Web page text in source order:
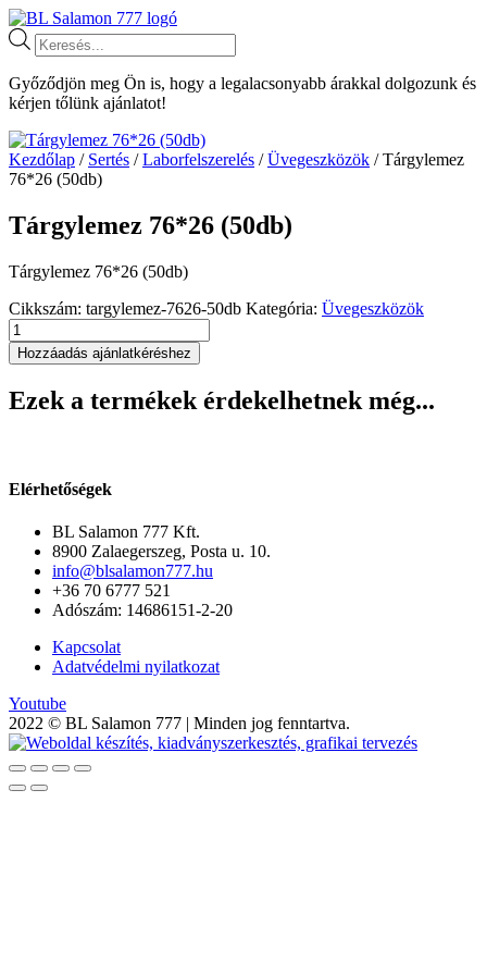
Ugrás
a
tartalomhoz
Products
search
Győződjön meg Ön is, hogy a legalacsonyabb árakkal dolgozunk és
kérjen tőlünk ajánlatot!
Kezdőlap / Sertés /Laborfelszerelés /Üvegeszközök / Tárgylemez
76*26 (50db)
Tárgylemez 76*26 (50db)
Tárgylemez 76*26 (50db)
Cikkszám: targylemez-7626-50db Kategória: Üvegeszközök
Tárgylemez
76*26
(50db)
Hozzáadás ajánlatkéréshez
Ezek a termékek érdekelhetnek még...
Elérhetőségek
BL Salamon 777 Kft.
8900 Zalaegerszeg, Posta u. 10.
info@blsalamon777.hu
+36 70 6777 521
Adószám: 14686151-2-20
Kapcsolat
Adatvédelmi nyilatkozat
Youtube
2022 © BL Salamon 777 | Minden jog fenntartva.